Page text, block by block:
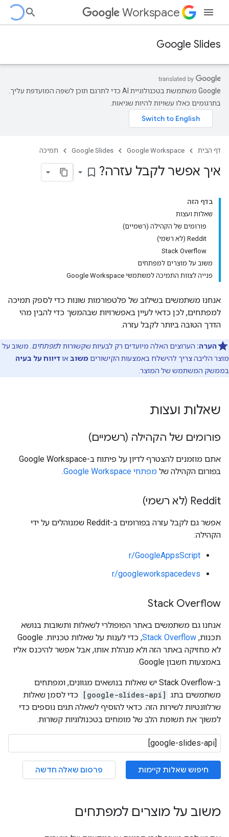
Workspace
Google Slides
‫Google משתמשת בטכנולוגיית AI כדי לתרגם תוכן לשפה המועדפת עליך.
בתרגומים כאלו עשויות להיות שגיאות.
דף הבית Google Workspace
Google Slides תמיכה
איך אפשר לקבל עזרה? bookmark_border
בדף הזה
שאלות ועצות
פורומים של הקהילה (רשמיים)
Reddit (לא רשמי)
Stack Overflow
משוב על מוצרים למפתחים
פנייה לצוות התמיכה למשתמשי Google Workspace
אנחנו משתמשים בשילוב של פלטפורמות שונות כדי לספק תמיכה
למפתחים, לכן כדאי לעיין באפשרויות שבהמשך כדי להבין מהי
הדרך הטובה ביותר לקבל עזרה.
הערה: הערוצים האלה מיועדים רק לבעיות שקשורות למפתחים . משוב על
מוצר הליבה צריך להישלח באמצעות הקישורים משובאודיווח על בעיה
בממשק המשתמש של המוצר.
שאלות ועצות
פורומים של הקהילה (רשמיים)
אתם מוזמנים להצטרף לדיון על פיתוח ב-Google Workspace
בפורום הקהילה של מפתחי Google Workspace .
Reddit (לא רשמי)
אפשר גם לקבל עזרה בפורומים ב-Reddit שמנוהלים על ידי
הקהילה:
r/GoogleAppsScript
r/googleworkspacedevs
Stack Overflow
אנחנו גם משתמשים באתר הפופולרי לשאלות ותשובות בנושא
תכנות, Stack Overflow
, כדי לענות על שאלות טכניות. ‫Google
לא מחזיקה באתר הזה ולא מנהלת אותו, אבל אפשר להיכנס אליו
באמצעות חשבון Google.
ב-Stack Overflow יש שאלות בנושאים מגוונים, ומפתחים
משתמשים בתג [google-slides-api] כדי לסמן שאלות
שרלוונטיות לשירות הזה. כדאי להוסיף לשאלה תגים נוספים כדי
למשוך את תשומת הלב של מומחים בטכנולוגיות קשורות.
חיפוש שאלות קיימות פרסום שאלה חדשה
משוב על מוצרים למפתחים